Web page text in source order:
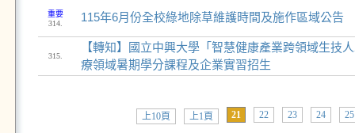
重要
314.
115年6月份全校綠地除草維護時間及施作區域公告
315.
【轉知】國立中興大學「智慧健康產業跨領域生技
療領域暑期學分課程及企業實習招生
上10頁 上1頁 21 22 23 24 25